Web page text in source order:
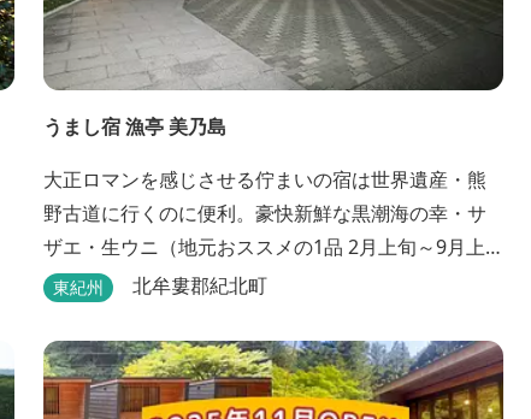
うまし宿 漁亭 美乃島
大正ロマンを感じさせる佇まいの宿は世界遺産・熊
野古道に行くのに便利。豪快新鮮な黒潮海の幸・サ
ザエ・生ウニ（地元おススメの1品 2月上旬～9月上
旬）などの料理が堪能できます。
東紀州 北牟婁郡紀北町